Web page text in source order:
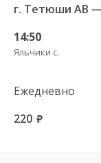
г. Тетюши АВ
14:50
Яльчики с.
Ежедневно
220 руб.